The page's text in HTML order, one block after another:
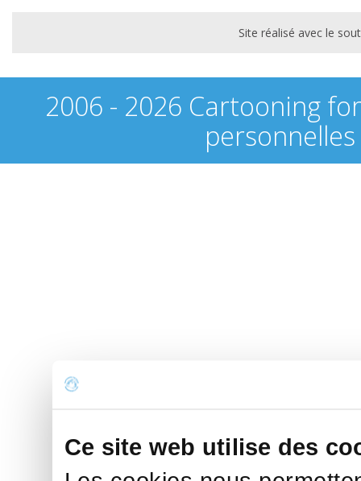
Ce site web utilise des
Site réalisé avec le
2006 - 2026 Cartooning
personnelles